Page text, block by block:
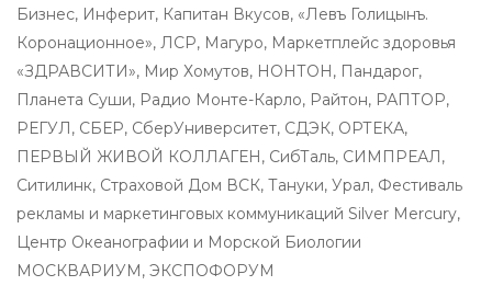
Бизнес, Инферит, Капитан Вкусов, «Левъ Голицынъ.
Коронационное», ЛСР, Магуро, Маркетплейс здоровья
«ЗДРАВСИТИ», Мир Хомутов, НОНТОН, Пандарог,
Планета Суши, Радио Монте-Карло, Райтон, РАПТОР,
РЕГУЛ, СБЕР, СберУниверситет, СДЭК, ОРТЕКА,
ПЕРВЫЙ ЖИВОЙ КОЛЛАГЕН, СибТаль, СИМПРЕАЛ,
Ситилинк, Страховой Дом ВСК, Тануки, Урал, Фестиваль
рекламы и маркетинговых коммуникаций Silver Mercury,
Центр Океанографии и Морской Биологии
МОСКВАРИУМ, ЭКСПОФОРУМ